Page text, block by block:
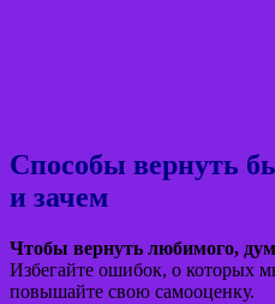
Способы вернуть
и зачем
Чтобы вернуть любимого,
Избегайте ошибок, о которых
повышайте свою самооценку.